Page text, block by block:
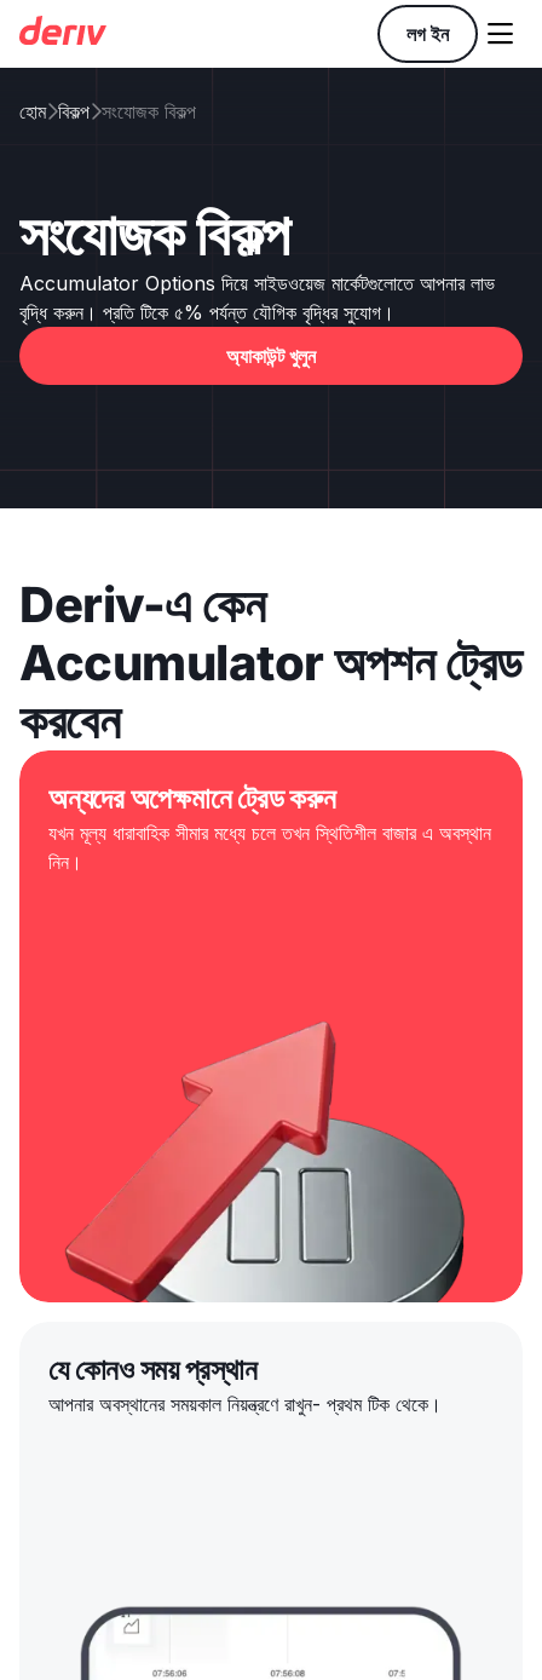
লগ ইন 
হোমবিকল্পসংযোজক বিকল্প
সংযোজক বিকল্প
Accumulator Options দিয়ে সাইডওয়েজ মার্কেটগুলোতে আপনার লাভ
বৃদ্ধি করুন। প্রতি টিকে ৫% পর্যন্ত যৌগিক বৃদ্ধির সুযোগ।
অ্যাকাউন্ট খুলুন
Deriv-এ কেন
Accumulator অপশন ট্রেড
করবেন
অন্যদের অপেক্ষমানে ট্রেড করুন
যখন মূল্য ধারাবাহিক সীমার মধ্যে চলে তখন স্থিতিশীল বাজার এ অবস্থান
নিন।
যে কোনও সময় প্রস্থান
আপনার অবস্থানের সময়কাল নিয়ন্ত্রণে রাখুন- প্রথম টিক থেকে।